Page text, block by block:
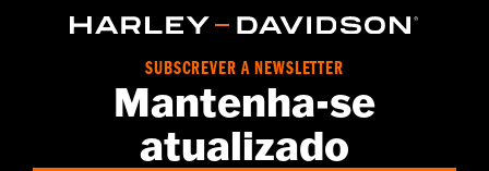
SUBSCREVER A NEWSLETTER
Mantenha-se
atualizado